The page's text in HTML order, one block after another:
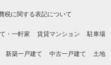
税に関する表記について
・一軒家 賃貸マンション 駐車場
新築一戸建て 中古一戸建て 土地